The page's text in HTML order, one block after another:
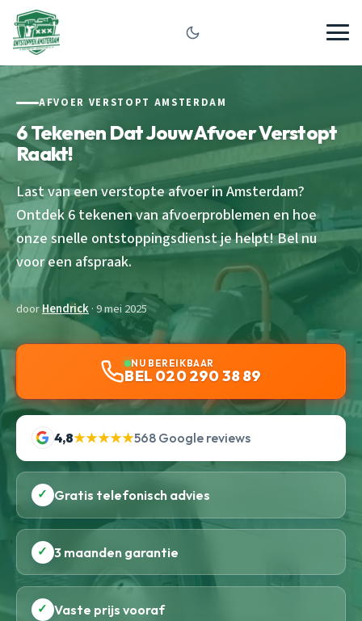
AFVOER VERSTOPT AMSTERDAM
6 Tekenen Dat Jouw Afvoer Verstopt
Raakt!
Last van een verstopte afvoer in Amsterdam?
Ontdek 6 tekenen van afvoerproblemen en hoe
onze snelle ontstoppingsdienst je helpt! Bel nu
voor een afspraak.
doorHendrick· 9 mei 2025
NU BEREIKBAAR
BEL 020 290 38 89
4,8★★★★★568 Google reviews
✓ Gratis telefonisch advies
✓ 3 maanden garantie
✓ Vaste prijs vooraf